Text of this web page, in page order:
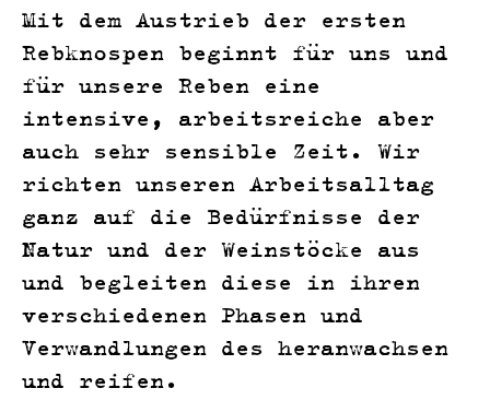
Mit dem Austrieb der ersten
Rebknospen beginnt für uns und
für unsere Reben eine
intensive, arbeitsreiche aber
auch sehr sensible Zeit. Wir
richten unseren Arbeitsalltag
ganz auf die Bedürfnisse der
Natur und der Weinstöcke aus
und begleiten diese in ihren
verschiedenen Phasen und
Verwandlungen des heranwachsen
und reifen.